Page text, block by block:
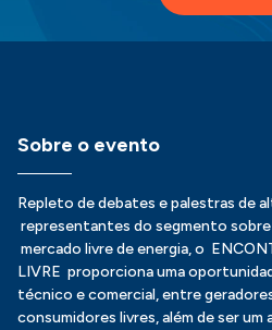
Sobre o evento
Repleto de debates e palestras de
representantes do segmento
mercado livre de energia, o
LIVRE proporciona uma
técnico e comercial, entre
consumidores livres, além de ser um